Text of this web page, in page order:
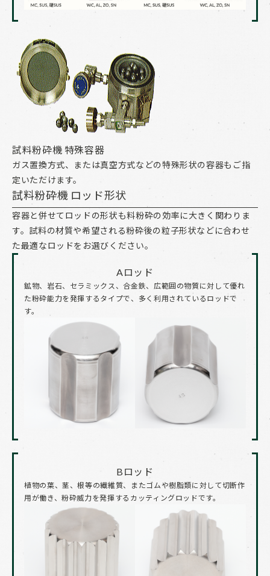
試料粉砕機 特殊容器
ガス置換方式、または真空方式などの特殊形状の容器もご指
定いただけます。
試料粉砕機 ロッド形状
容器と併せてロッドの形状も料粉砕の効率に大きく関わりま
す。試料の材質や希望される粉砕後の粒子形状などに合わせ
た最適なロッドをお選びください。
Aロッド
鉱物、岩石、セラミックス、合金鉄、広範囲の物質に対して優れ
た粉砕能力を発揮するタイプで、多く利用されているロッドで
す。
Bロッド
植物の葉、茎、根等の繊維質、またゴムや樹脂類に対して切断作
用が働き、粉砕威力を発揮するカッティングロッドです。